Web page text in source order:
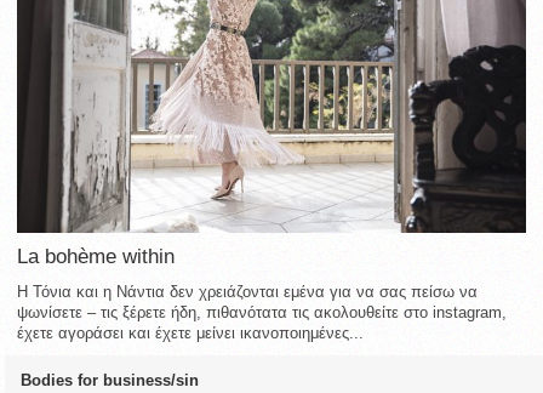
La bohème within
Η Τόνια και η Νάντια δεν χρειάζονται εμένα για να σας πείσω να
ψωνίσετε – τις ξέρετε ήδη, πιθανότατα τις ακολουθείτε στο instagram,
έχετε αγοράσει και έχετε μείνει ικανοποιημένες...
Bodies for business/sin